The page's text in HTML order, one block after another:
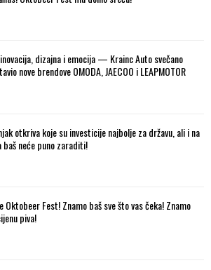
dizajna i emocija — Krainc Auto svečano
nove brendove OMODA, JAECOO i LEAPMOTOR
otkriva koje su investicije najbolje za državu, ali i na
baš neće puno zaraditi!
Oktobeer Fest! Znamo baš sve što vas čeka! Znamo
piva!